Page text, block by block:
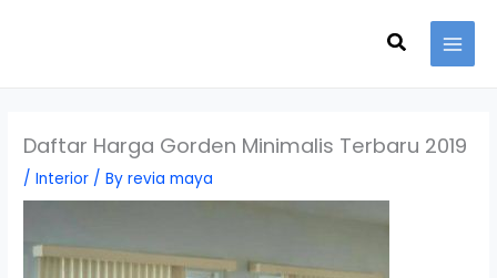
Search
Daftar Harga Gorden Minimalis Terbaru 2019
/Interior / Byrevia maya